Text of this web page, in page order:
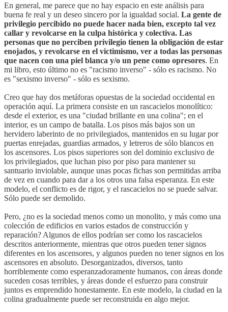
En general, me parece que no hay espacio en este análisis para
buena fe real y un deseo sincero por la igualdad social. La gente de
privilegio percibido no puede hacer nada bien, excepto tal vez
callar y revolcarse en la culpa histórica y colectiva. Las
personas que no perciben privilegio tienen la obligación de estar
enojados, y revolcarse en el victimismo, ver a todas las personas
que nacen con una piel blanca y/o un pene como opresores. En
mi libro, esto último no es "racismo inverso" - sólo es racismo. No
es "sexismo inverso" - sólo es sexismo.
Creo que hay dos metáforas opuestas de la sociedad occidental en
operación aquí. La primera consiste en un rascacielos monolítico:
desde el exterior, es una "ciudad brillante en una colina"; en el
interior, es un campo de batalla. Los pisos más bajos son un
hervidero laberinto de no privilegiados, mantenidos en su lugar por
puertas enrejadas, guardias armados, y letreros de sólo blancos en
los ascensores. Los pisos superiores son del dominio exclusivo de
los privilegiados, que luchan piso por piso para mantener su
santuario inviolable, aunque unas pocas fichas son permitidas arriba
de vez en cuando para dar a los otros una falsa esperanza. En este
modelo, el conflicto es de rigor, y el rascacielos no se puede salvar.
Sólo puede ser demolido.
Pero, ¿no es la sociedad menos como un monolito, y más como una
colección de edificios en varios estados de construcción y
reparación? Algunos de ellos podrían ser como los rascacielos
descritos anteriormente, mientras que otros pueden tener signos
diferentes en los ascensores, y algunos pueden no tener signos en los
ascensores en absoluto. Desorganizados, diversos, tanto
horriblemente como esperanzadoramente humanos, con áreas donde
suceden cosas terribles, y áreas donde el esfuerzo para construir
juntos es emprendido honestamente. En este modelo, la ciudad en la
colina gradualmente puede ser reconstruida en algo mejor.